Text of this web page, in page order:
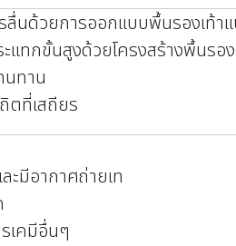
นด้วยการออกแบบพื้นรองเท้า
ทกขั้นสูงด้วยโครงสร้างพื้นรอง
นทาน
ตที่เสถียร
ะมีอากาศถ่ายเท
เคมีอื่นๆ